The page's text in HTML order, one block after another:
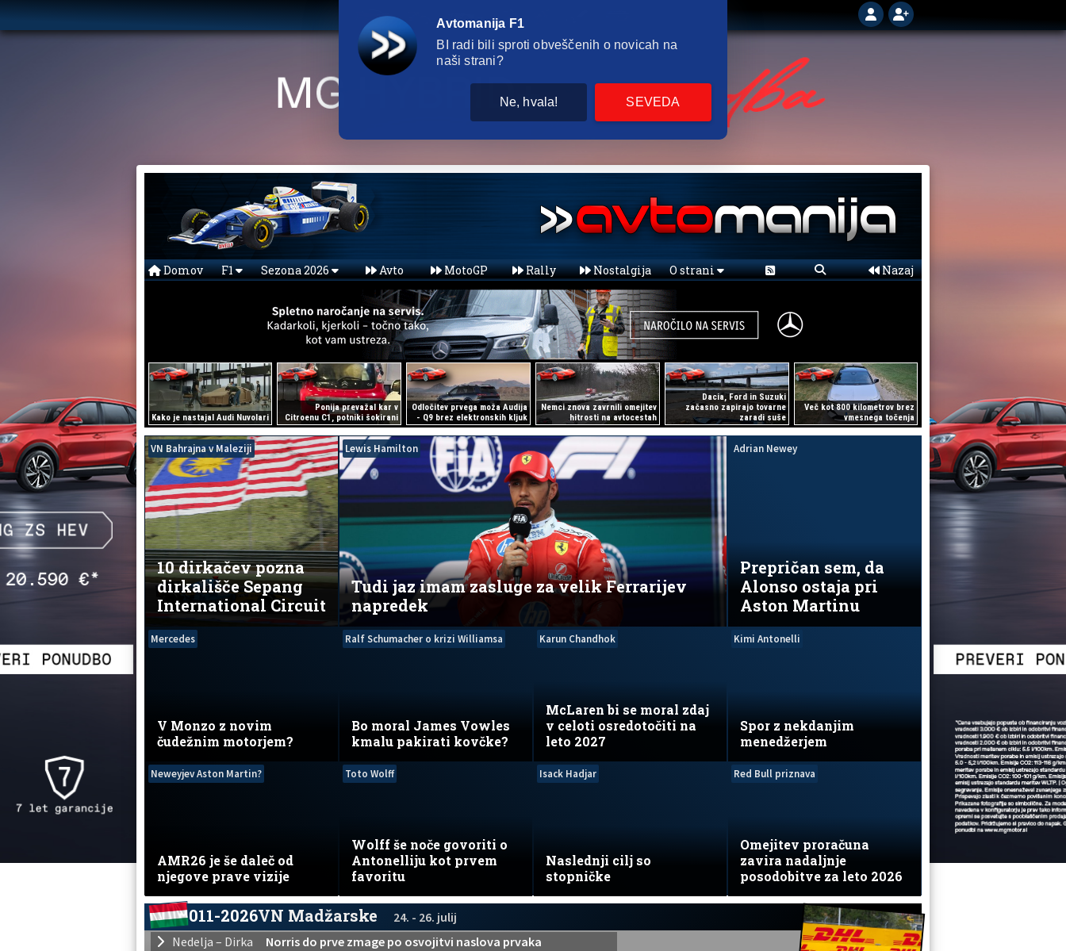
Domov F1 Sezona 2026 Avto MotoGP Rally Nostalgija O strani Nazaj
Kako je nastajal Audi Nuvolari
Ponija prevažal kar v
Citroenu C1, potniki šokirani
Odločitev prvega moža Audija
- Q9 brez elektronskih kljuk
Nemci znova zavrnili omejitev
hitrosti na avtocestah
Dacia, Ford in Suzuki
začasno zapirajo tovarne
zaradi suše
Več kot 800 kilometrov brez
vmesnega točenja
VN Bahrajna v Maleziji
10 dirkačev pozna
dirkališče Sepang
International Circuit
Lewis Hamilton
Tudi jaz imam zasluge za velik Ferrarijev
napredek
Adrian Newey
Prepričan sem, da
Alonso ostaja pri
Aston Martinu
Mercedes
V Monzo z novim
čudežnim motorjem?
Ralf Schumacher o krizi Williamsa
Bo moral James Vowles
kmalu pakirati kovčke?
Karun Chandhok
McLaren bi se moral zdaj
v celoti osredotočiti na
leto 2027
Kimi Antonelli
Spor z nekdanjim
menedžerjem
Neweyjev Aston Martin?
AMR26 je še daleč od
njegove prave vizije
Toto Wolff
Wolff še noče govoriti o
Antonelliju kot prvem
favoritu
Isack Hadjar
Naslednji cilj so
stopničke
Red Bull priznava
Omejitev proračuna
zavira nadaljnje
posodobitve za leto 2026
011-2026VN Madžarske
24. - 26. julij
Nedelja – Dirka
Norris do prve zmage po osvojitvi naslova prvaka
Avtomanija F1
BI radi bili sproti obveščenih o novicah na
naši strani?
SEVEDA
Ne, hvala!